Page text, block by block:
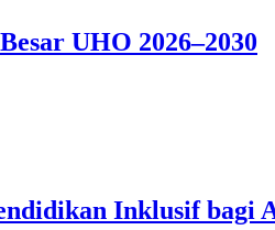
UHO 2026–2030
Inklusif bagi